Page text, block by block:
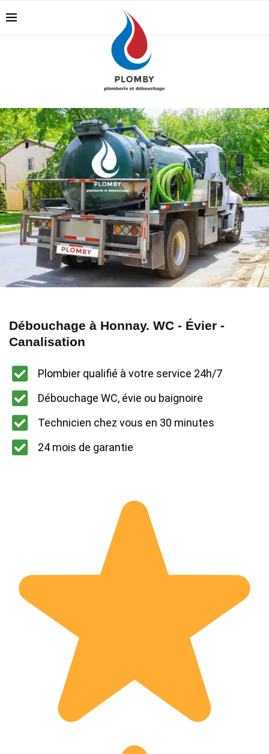
Débouchage à Honnay. WC - Évier -
Canalisation
Plombier qualifié à votre service 24h/7
Débouchage WC, évie ou baignoire
Technicien chez vous en 30 minutes
24 mois de garantie